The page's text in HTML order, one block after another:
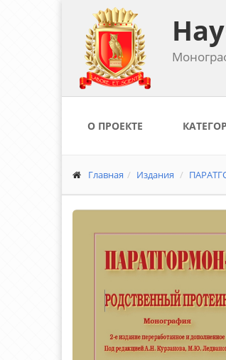
О ПРОЕКТЕ
Главная Издания